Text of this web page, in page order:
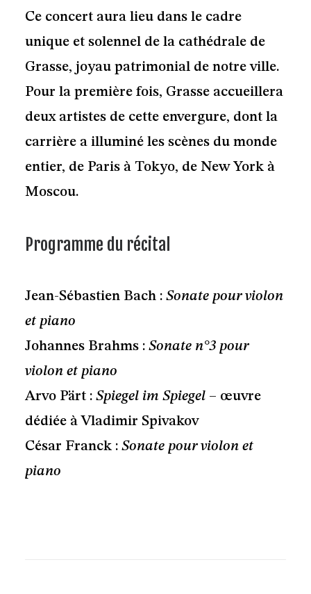
Ce concert aura lieu dans le cadre
unique et solennel de la cathédrale de
Grasse, joyau patrimonial de notre ville.
Pour la première fois, Grasse accueillera
deux artistes de cette envergure, dont la
carrière a illuminé les scènes du monde
entier, de Paris à Tokyo, de New York à
Moscou.
Programme du récital
Jean-Sébastien Bach : Sonate pour violon
et piano
Johannes Brahms : Sonate n°3 pour
violon et piano
Arvo Pärt : Spiegel im Spiegel – œuvre
dédiée à Vladimir Spivakov
César Franck : Sonate pour violon et
piano